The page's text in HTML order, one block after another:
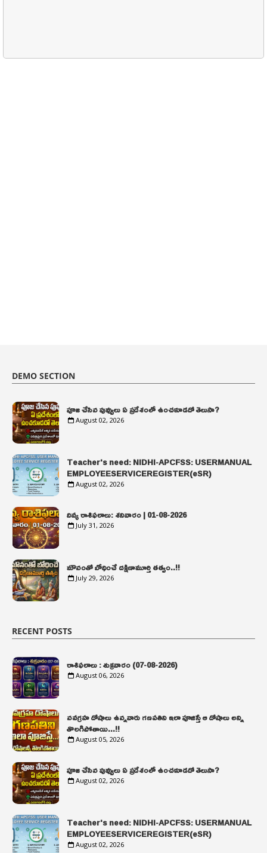
DEMO SECTION
పూజ చేసిన పువ్వులు ఏ ప్రదేశంలో ఉంచకూడదో తెలుసా?
August 02, 2026
Teacher's need: NIDHI-APCFSS: USERMANUAL
EMPLOYEESERVICEREGISTER(eSR)
August 02, 2026
దివ్య రాశిఫలాలు: శనివారం | 01-08-2026
July 31, 2026
మౌనంతో బోధించే దక్షిణామూర్తి తత్వం..!!
July 29, 2026
RECENT POSTS
రాశిఫలాలు : శుక్రవారం (07-08-2026)
August 06, 2026
నవగ్రహ దోషాలు ఉన్నవారు గణపతిని ఇలా పూజిస్తే ఆ దోషాలు అన్ని
తొలగిపోతాయి...!!
August 05, 2026
పూజ చేసిన పువ్వులు ఏ ప్రదేశంలో ఉంచకూడదో తెలుసా?
August 02, 2026
Teacher's need: NIDHI-APCFSS: USERMANUAL
EMPLOYEESERVICEREGISTER(eSR)
August 02, 2026